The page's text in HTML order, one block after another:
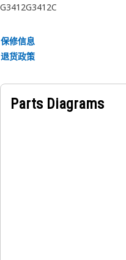
G3412G3412C
保修信息
退货政策
Parts Diagrams